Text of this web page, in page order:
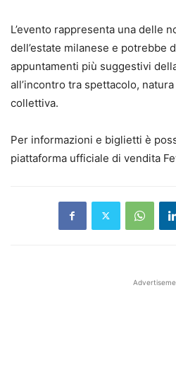
L’evento rappresenta una delle
dell’estate milanese e potrebbe
appuntamenti più suggestivi
all’incontro tra spettacolo,
collettiva.
Per informazioni e biglietti è
piattaforma ufficiale di vendita